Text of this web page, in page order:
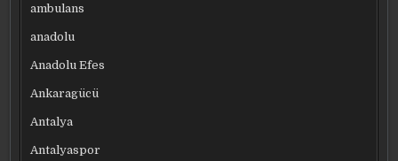
ambulans
anadolu
Anadolu Efes
Ankaragücü
Antalya
Antalyaspor